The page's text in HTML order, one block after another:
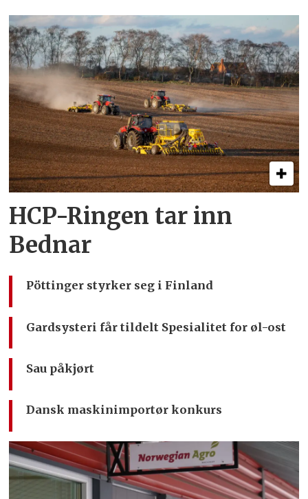
HCP-Ringen tar inn
Bednar
Pöttinger styrker seg i Finland
Gardsysteri får tildelt Spesialitet for øl-ost
Sau påkjørt
Dansk maskinimportør konkurs